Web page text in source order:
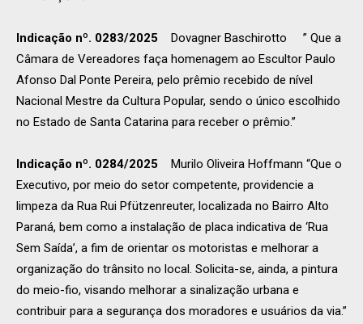
Indicação nº. 0283/2025 Dovagner Baschirotto ” Que a
Câmara de Vereadores faça homenagem ao Escultor Paulo
Afonso Dal Ponte Pereira, pelo prêmio recebido de nível
Nacional Mestre da Cultura Popular, sendo o único escolhido
no Estado de Santa Catarina para receber o prêmio.”
Indicação nº. 0284/2025 Murilo Oliveira Hoffmann “Que o
Executivo, por meio do setor competente, providencie a
limpeza da Rua Rui Pfützenreuter, localizada no Bairro Alto
Paraná, bem como a instalação de placa indicativa de ‘Rua
Sem Saída’, a fim de orientar os motoristas e melhorar a
organização do trânsito no local. Solicita-se, ainda, a pintura
do meio-fio, visando melhorar a sinalização urbana e
contribuir para a segurança dos moradores e usuários da via.”